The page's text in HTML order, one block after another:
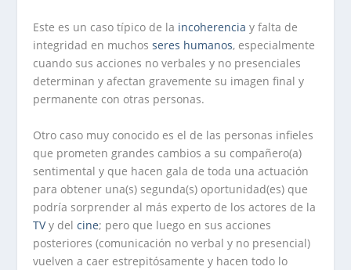
Este es un caso típico de la incoherencia y falta de
integridad en muchosseres humanos, especialmente
cuando sus acciones no verbales y no presenciales
determinan y afectan gravemente su imagen final y
permanente con otras personas.
Otro caso muy conocido es el de las personas infieles
que prometen grandes cambios a su compañero(a)
sentimental y que hacen gala de toda una actuación
para obtener una(s) segunda(s) oportunidad(es) que
podría sorprender al más experto de los actores de la
TVy delcine; pero que luego en sus acciones
posteriores (comunicación no verbal y no presencial)
vuelven a caer estrepitósamente y hacen todo lo